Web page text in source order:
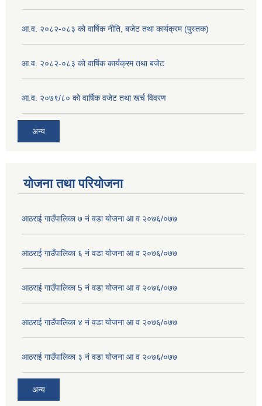
आ.व. २०८२-०८३ को वार्षिक नीति, बजेट तथा कार्यक्रम (पुस्तक)
आ.व. २०८२-०८३ को वार्षिक कार्यक्रम तथा बजेट
आ.व. २०७९/८० को वार्षिक वजेट तथा खर्च विवरण
अन्य
योजना तथा परियोजना
आठराई गाउँपालिका ७ नं वडा योजना आ व २०७६/०७७
आठराई गाउँपालिका ६ नं वडा योजना आ व २०७६/०७७
आठराई गाउँपालिका 5 नं वडा योजना आ व २०७६/०७७
आठराई गाउँपालिका ४ नं वडा योजना आ व २०७६/०७७
आठराई गाउँपालिका ३ नं वडा योजना आ व २०७६/०७७
अन्य